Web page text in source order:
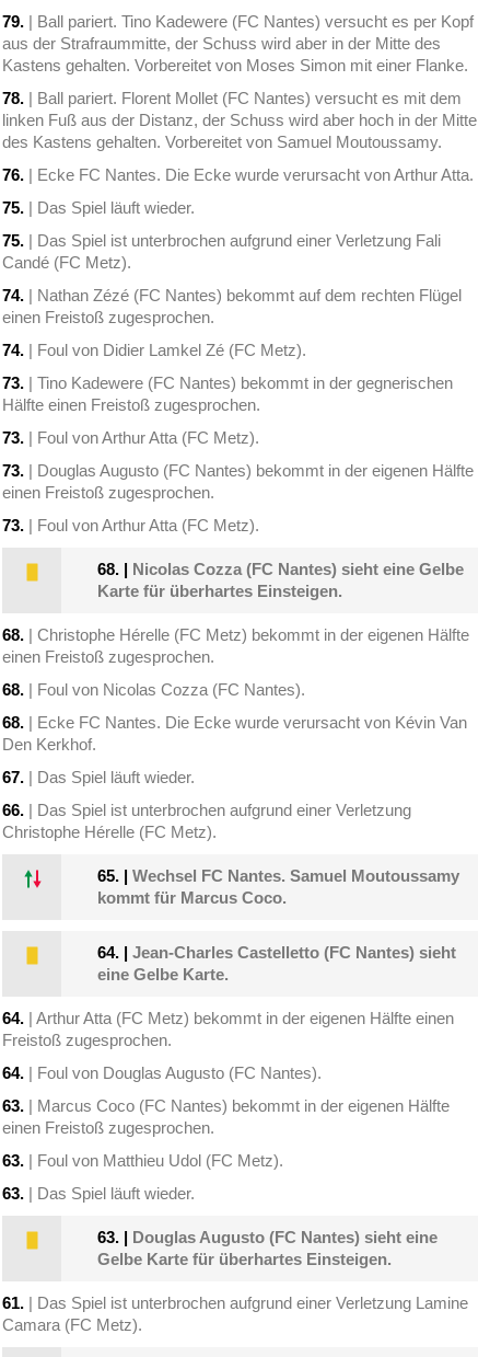
79. | Ball pariert. Tino Kadewere (FC Nantes) versucht es per Kopf
aus der Strafraummitte, der Schuss wird aber in der Mitte des
Kastens gehalten. Vorbereitet von Moses Simon mit einer Flanke.
78. | Ball pariert. Florent Mollet (FC Nantes) versucht es mit dem
linken Fuß aus der Distanz, der Schuss wird aber hoch in der Mitte
des Kastens gehalten. Vorbereitet von Samuel Moutoussamy.
76. | Ecke FC Nantes. Die Ecke wurde verursacht von Arthur Atta.
75. | Das Spiel läuft wieder.
75. | Das Spiel ist unterbrochen aufgrund einer Verletzung Fali
Candé (FC Metz).
74. | Nathan Zézé (FC Nantes) bekommt auf dem rechten Flügel
einen Freistoß zugesprochen.
74. | Foul von Didier Lamkel Zé (FC Metz).
73. | Tino Kadewere (FC Nantes) bekommt in der gegnerischen
Hälfte einen Freistoß zugesprochen.
73. | Foul von Arthur Atta (FC Metz).
73. | Douglas Augusto (FC Nantes) bekommt in der eigenen Hälfte
einen Freistoß zugesprochen.
73. | Foul von Arthur Atta (FC Metz).
68. | Nicolas Cozza (FC Nantes) sieht eine Gelbe
Karte für überhartes Einsteigen.
68. | Christophe Hérelle (FC Metz) bekommt in der eigenen Hälfte
einen Freistoß zugesprochen.
68. | Foul von Nicolas Cozza (FC Nantes).
68. | Ecke FC Nantes. Die Ecke wurde verursacht von Kévin Van
Den Kerkhof.
67. | Das Spiel läuft wieder.
66. | Das Spiel ist unterbrochen aufgrund einer Verletzung
Christophe Hérelle (FC Metz).
65. |Wechsel FC Nantes. Samuel Moutoussamy
kommt für Marcus Coco.
64. |Jean-Charles Castelletto (FC Nantes) sieht
eine Gelbe Karte.
64. | Arthur Atta (FC Metz) bekommt in der eigenen Hälfte einen
Freistoß zugesprochen.
64. | Foul von Douglas Augusto (FC Nantes).
63. | Marcus Coco (FC Nantes) bekommt in der eigenen Hälfte
einen Freistoß zugesprochen.
63. | Foul von Matthieu Udol (FC Metz).
63. | Das Spiel läuft wieder.
63. | Douglas Augusto (FC Nantes) sieht eine
Gelbe Karte für überhartes Einsteigen.
61. | Das Spiel ist unterbrochen aufgrund einer Verletzung Lamine
Camara (FC Metz).